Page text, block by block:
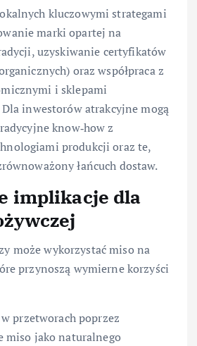
kluczowymi strategami
marki opartej na
uzyskiwanie certyfikatów
oraz współpraca z
i sklepami
inwestorów atrakcyjne mogą
know‑how z
produkcji oraz te,
łańcuch dostaw.
implikacje dla
może wykorzystać miso na
przynoszą wymierne korzyści
przetworach poprzez
miso jako naturalnego